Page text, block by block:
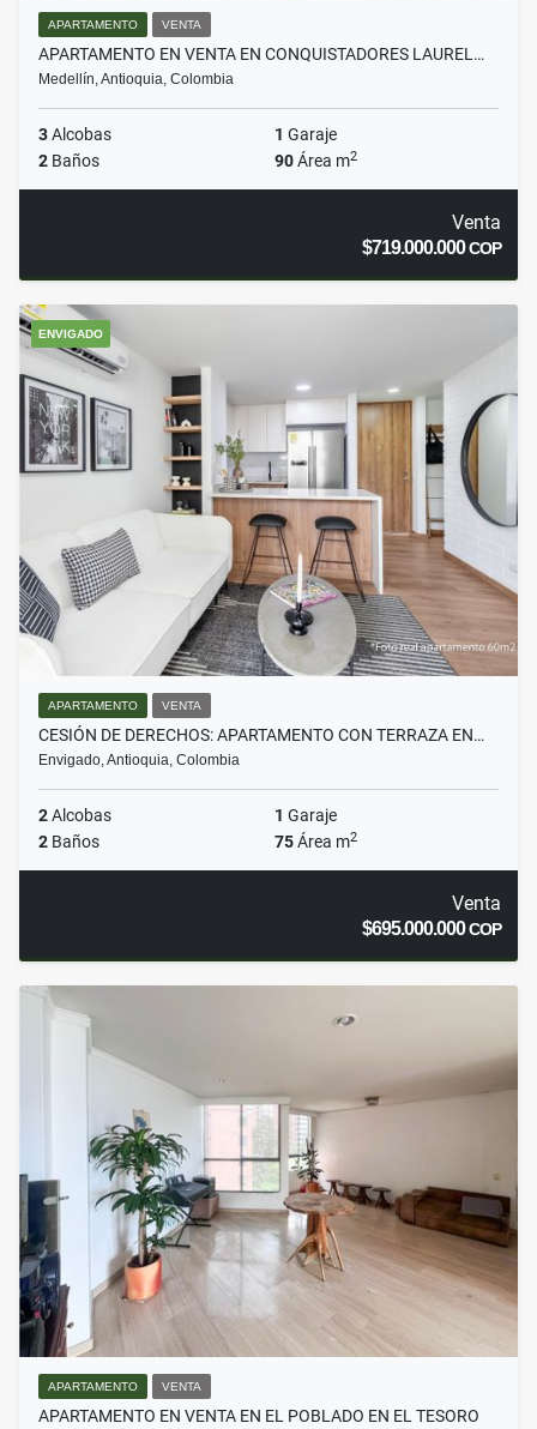
APARTAMENTO VENTA
APARTAMENTO EN VENTA EN CONQUISTADORES LAUREL…
Medellín, Antioquia, Colombia
3Alcobas 1 Garaje
2 Baños 90Área m2
Venta
$719.000.000COP
ENVIGADO
APARTAMENTO VENTA
CESIÓN DE DERECHOS: APARTAMENTO CON TERRAZA EN…
Envigado, Antioquia, Colombia
2Alcobas 1 Garaje
2 Baños 75Área m2
Venta
$695.000.000COP
APARTAMENTO VENTA
APARTAMENTO EN VENTA EN EL POBLADO EN EL TESORO